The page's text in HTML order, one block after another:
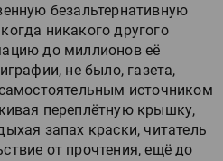
безальтернативную
никакого другого
до миллионов её
не было, газета,
источником
переплётную крышку,
запах краски, читатель
от прочтения, ещё до